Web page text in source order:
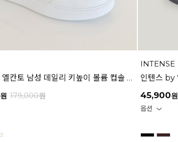
마쯔 by 엘칸토 남성 데일리 키높이 볼륨 컵솔 스니커즈 3.5cm LCMS60M613
원 179,000원
INTENSE
45,900원